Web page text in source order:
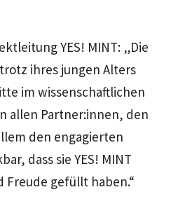
YES! MINT: „Die
ihres jungen Alters
im wissenschaftlichen
allen Partner:innen, den
den engagierten
dass sie YES! MINT
Freude gefüllt haben.“